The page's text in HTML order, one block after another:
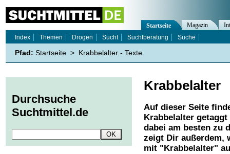
Krabbelalter
Auf dieser Seite
Krabbelalter getaggt
dabei am besten zu
zeigt Dir außerdem,
mit " Krabbelalter"
Startseite Magazin
Index
Themen Drogen Sucht Suchtberatung Suche
Pfad: Startseite > Krabbelalter - Texte
Durchsuche
Suchtmittel.de